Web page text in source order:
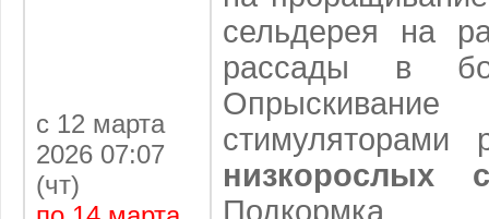
с 12 марта
2026 07:07
(чт)
сельдерея на
рассады в
стимуляторами
низкорослых
Подкормка